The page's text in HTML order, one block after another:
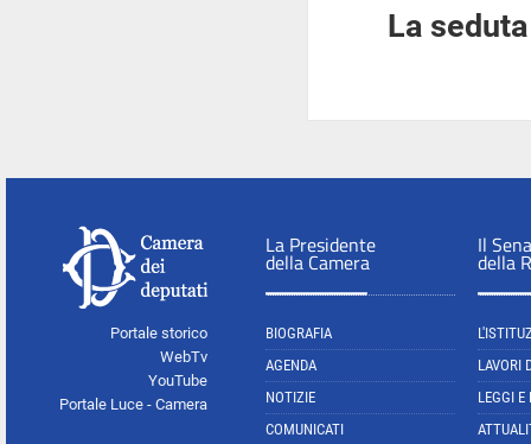
La
Portale storico
WebTv
YouTube
Portale Luce - Camera
La Presidente
della Camera
BIOGRAFIA
AGENDA
NOTIZIE
COMUNICATI
Il
della
LAVORI
LEGGI E